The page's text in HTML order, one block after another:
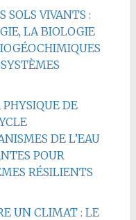
SOLS VIVANTS :
LA BIOLOGIE
DE
DE L’EAU
POUR
RÉSILIENTS
UN CLIMAT : LE